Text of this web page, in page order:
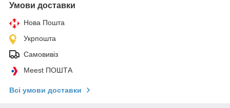
Умови доставки
Нова Пошта
Укрпошта
Самовивіз
Meest ПОШТА
Всі умови доставки